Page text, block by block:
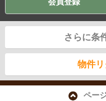
会員登録
さらに条
物件
ペー